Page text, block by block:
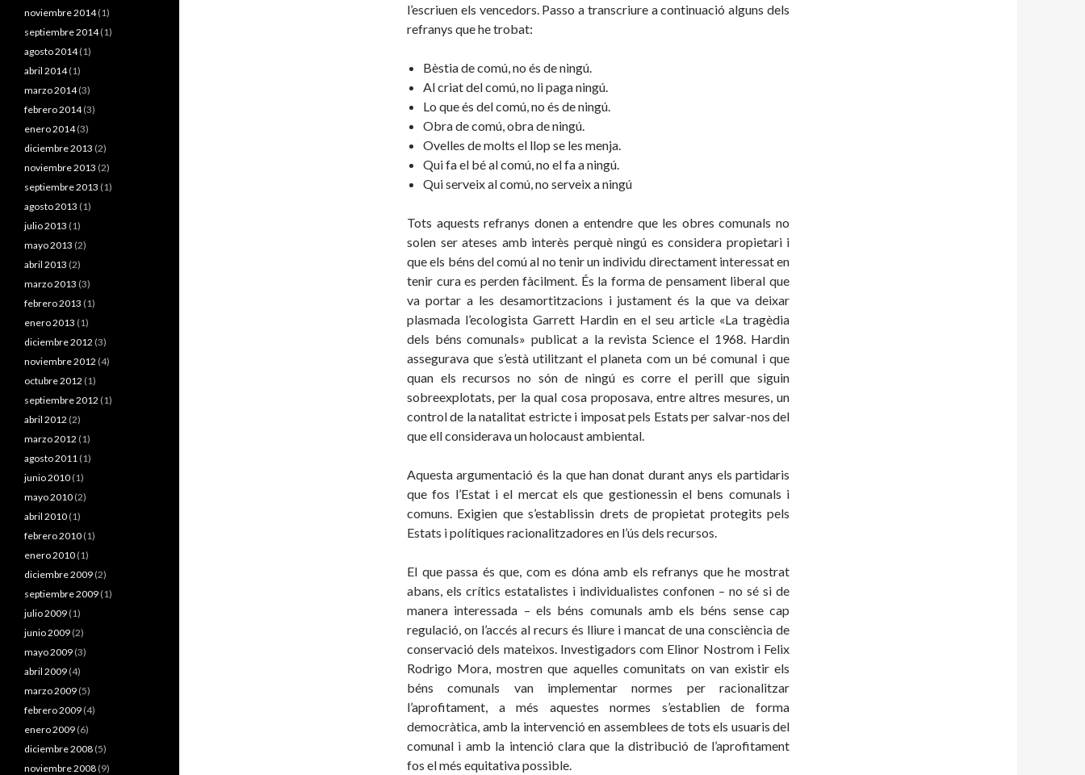
l’escriuen els vencedors. Passo a transcriure a continuació alguns dels
refranys que he trobat:
Bèstia de comú, no és de ningú.
Al criat del comú, no li paga ningú.
Lo que és del comú, no és de ningú.
Obra de comú, obra de ningú.
Ovelles de molts el llop se les menja.
Qui fa el bé al comú, no el fa a ningú.
Qui serveix al comú, no serveix a ningú
Tots aquests refranys donen a entendre que les obres comunals no
solen ser ateses amb interès perquè ningú es considera propietari i
que els béns del comú al no tenir un individu directament interessat en
tenir cura es perden fàcilment. És la forma de pensament liberal que
va portar a les desamortitzacions i justament és la que va deixar
plasmada l’ecologista Garrett Hardin en el seu article «La tragèdia
dels béns comunals» publicat a la revista Science el 1968. Hardin
assegurava que s’està utilitzant el planeta com un bé comunal i que
quan els recursos no són de ningú es corre el perill que siguin
sobreexplotats, per la qual cosa proposava, entre altres mesures, un
control de la natalitat estricte i imposat pels Estats per salvar-nos del
que ell considerava un holocaust ambiental.
Aquesta argumentació és la que han donat durant anys els partidaris
que fos l’Estat i el mercat els que gestionessin el bens comunals i
comuns. Exigien que s’establissin drets de propietat protegits pels
Estats i polítiques racionalitzadores en l’ús dels recursos.
El que passa és que, com es dóna amb els refranys que he mostrat
abans, els crítics estatalistes i individualistes confonen – no sé si de
manera interessada – els béns comunals amb els béns sense cap
regulació, on l’accés al recurs és lliure i mancat de una consciència de
conservació dels mateixos. Investigadors com Elinor Nostrom i Felix
Rodrigo Mora, mostren que aquelles comunitats on van existir els
béns comunals van implementar normes per racionalitzar
l’aprofitament, a més aquestes normes s’establien de forma
democràtica, amb la intervenció en assemblees de tots els usuaris del
comunal i amb la intenció clara que la distribució de l’aprofitament
fos el més equitativa possible.
noviembre 2014(1)
septiembre 2014(1)
agosto 2014(1)
abril 2014(1)
marzo 2014(3)
febrero 2014(3)
enero 2014(3)
diciembre 2013 (2)
noviembre 2013 (2)
septiembre 2013 (1)
agosto 2013 (1)
julio 2013 (1)
mayo 2013 (2)
abril 2013 (2)
marzo 2013 (3)
febrero 2013 (1)
enero 2013 (1)
diciembre 2012 (3)
noviembre 2012 (4)
octubre 2012 (1)
septiembre 2012 (1)
abril 2012 (2)
marzo 2012 (1)
agosto 2011 (1)
junio 2010 (1)
mayo 2010 (2)
abril 2010 (1)
febrero 2010 (1)
enero 2010 (1)
diciembre 2009 (2)
septiembre 2009 (1)
julio 2009 (1)
junio 2009 (2)
mayo 2009 (3)
abril 2009 (4)
marzo 2009 (5)
febrero 2009 (4)
enero 2009 (6)
diciembre 2008 (5)
noviembre 2008 (9)